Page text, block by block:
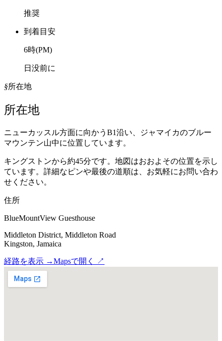
推奨
到着目安
6時(PM)
日没前に
§所在地
所在地
ニューカッスル方面に向かうB1沿い、ジャマイカのブルー
マウンテン山中に位置しています。
キングストンから約45分です。地図はおおよその位置を示し
ています。詳細なピンや最後の道順は、お気軽にお問い合わ
せください。
住所
BlueMountView Guesthouse
Middleton District, Middleton Road
Kingston, Jamaica
経路を表示 →Mapsで開く ↗